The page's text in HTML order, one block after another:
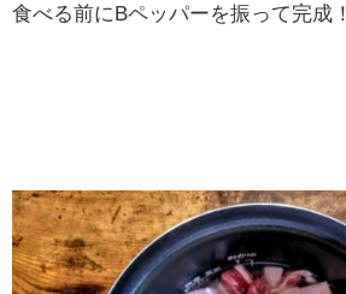
食べる前にBペッパーを振って完成！